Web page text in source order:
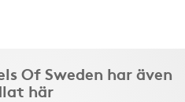
Of Sweden har även
här